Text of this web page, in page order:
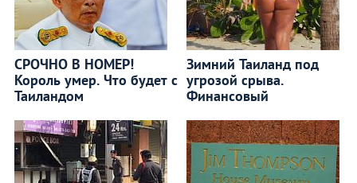
СРОЧНО В НОМЕР!
Король умер. Что будет с
Таиландом
Зимний Таиланд под
угрозой срыва.
Финансовый